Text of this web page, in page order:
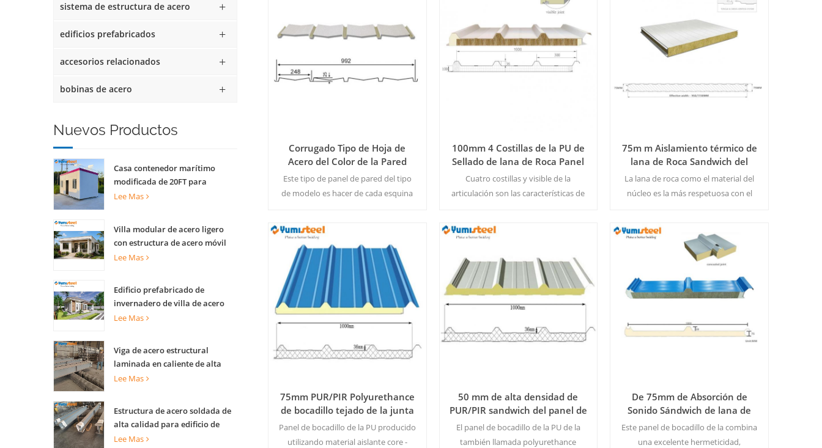
sistema de estructura de acero
edificios prefabricados
accesorios relacionados
bobinas de acero
Nuevos Productos
Casa contenedor marítimo
modificada de 20FT para
apartamentos
Lee Mas
Villa modular de acero ligero
con estructura de acero móvil
de lujo
Lee Mas
Edificio prefabricado de
invernadero de villa de acero
ligero para complejo turístico
Lee Mas
Viga de acero estructural
laminada en caliente de alta
capacidad de carga para
Lee Mas
Estructura de acero soldada de
alta calidad para edificio de
construcción
Lee Mas
Corrugado Tipo de Hoja de
Acero del Color de la Pared
Este tipo de panel de pared del tipo
de modelo es hacer de cada esquina
bajo la luz natural, proporcionando el
edificio con una apariencia llena de
contorno de la belleza.MOQ:500
M2/Color y Tamaño
Lee Mas
100mm 4 Costillas de la PU de
Sellado de lana de Roca Panel
Sándwich para el Techo
Cuatro costillas y visible de la
articulación son las características de
producto de relieve. 500M 2
Lee Mas
75m m Aislamiento térmico de
lana de Roca Sandwich del
Panel de la Pared
La lana de roca como el material del
núcleo es la más respetuosa con el
㎡/Color&Tamaño de la
Lee Mas
75mm PUR/PIR Polyurethance
de bocadillo tejado de la junta
de
Panel de bocadillo de la PU producido
utilizando material aislante core -
50 mm de alta densidad de
PUR/PIR sandwich del panel de
la azotea
El panel de bocadillo de la PU de la
también llamada polyurethance
De 75mm de Absorción de
Sonido Sándwich de lana de
Roca Panel de la Techumbre de
la PU con Bordes
Este panel de bocadillo de la combina
una excelente hermeticidad,